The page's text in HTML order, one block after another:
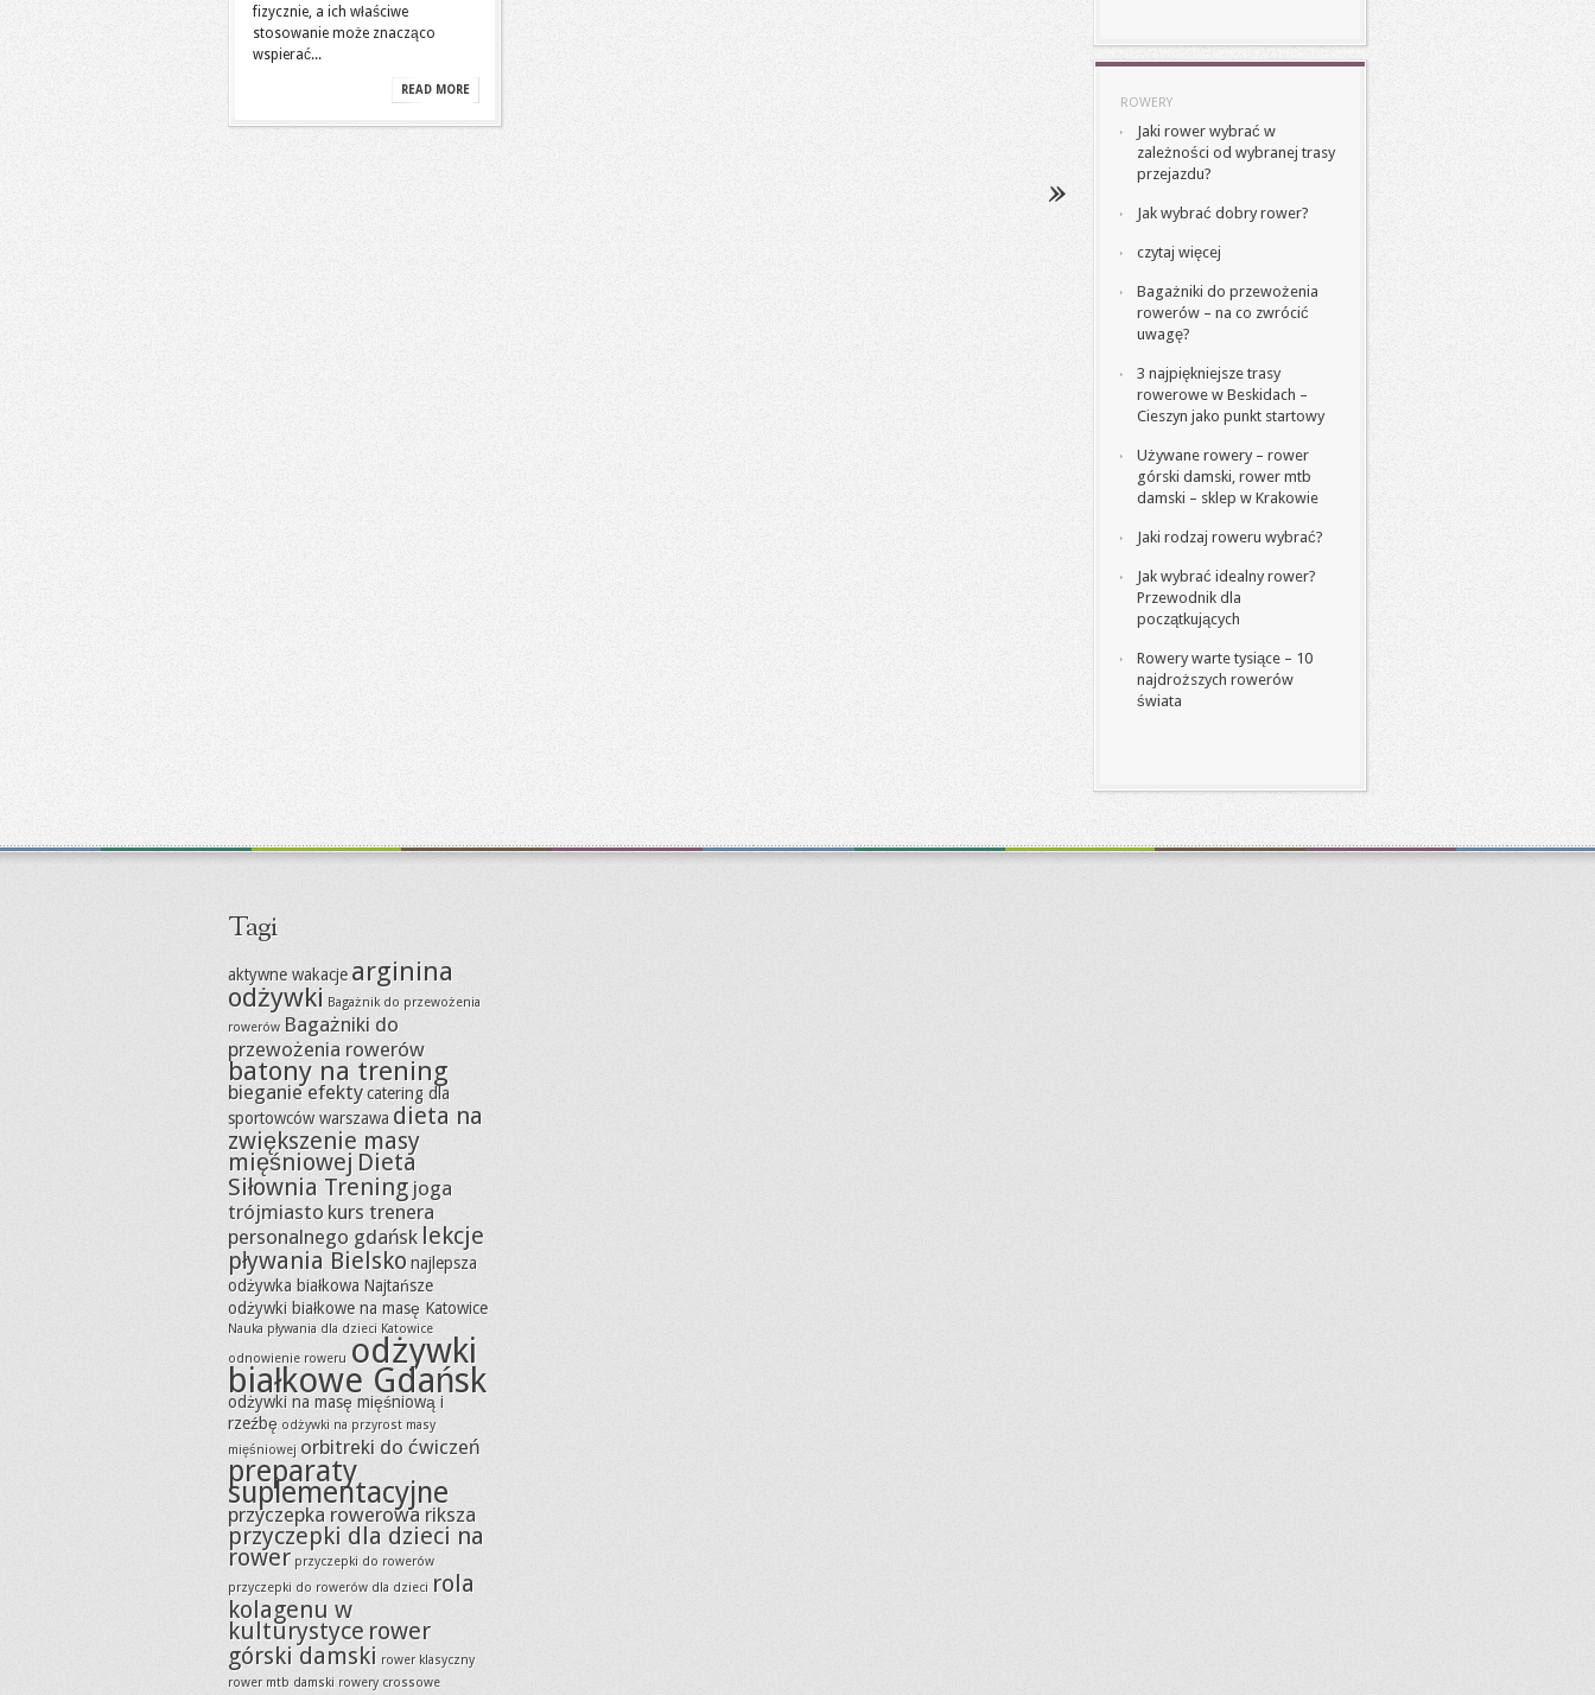
fizycznie, a ich właściwe
stosowanie może znacząco
wspierać...
READ MORE
ROWERY
Jaki rower wybrać w
zależności od wybranej trasy
przejazdu?
Jak wybrać dobry rower?
czytaj więcej
Bagażniki do przewożenia
rowerów – na co zwrócić
uwagę?
3 najpiękniejsze trasy
rowerowe w Beskidach –
Cieszyn jako punkt startowy
Używane rowery – rower
górski damski, rower mtb
damski – sklep w Krakowie
Jaki rodzaj roweru wybrać?
Jak wybrać idealny rower?
Przewodnik dla
początkujących
Rowery warte tysiące – 10
najdroższych rowerów
świata
Tagi
aktywne wakacje arginina
odżywki Bagażnik do przewożenia
rowerów Bagażniki do
przewożenia rowerów
batony na trening
bieganie efektycatering dla
sportowców warszawa dieta na
zwiększenie masy
mięśniowej Dieta
Siłownia Trening joga
trójmiasto kurs trenera
personalnego gdańsk lekcje
pływania Bielskonajlepsza
odżywka białkowa Najtańsze
odżywki białkowe na masę Katowice
Nauka pływania dla dzieci Katowice
odnowienie roweru odżywki
białkowe Gdańsk
odżywki na masę mięśniową i
rzeźbę odżywki na przyrost masy
mięśniowej orbitreki do ćwiczeń
preparaty
suplementacyjne
przyczepka rowerowa riksza
przyczepki dla dzieci na
rower przyczepki do rowerów
przyczepki do rowerów dla dzieci rola
kolagenu w
kulturystyce rower
górski damski rower klasyczny
rower mtb damski rowery crossowe